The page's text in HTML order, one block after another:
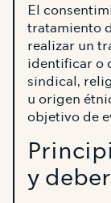
El
tratamiento
realizar un
identificar o
sindical,
u origen
objetivo de
y